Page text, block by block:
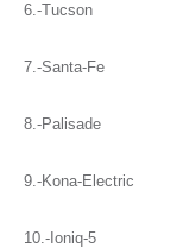
6.-Tucson
7.-Santa-Fe
8.-Palisade
9.-Kona-Electric
10.-Ioniq-5